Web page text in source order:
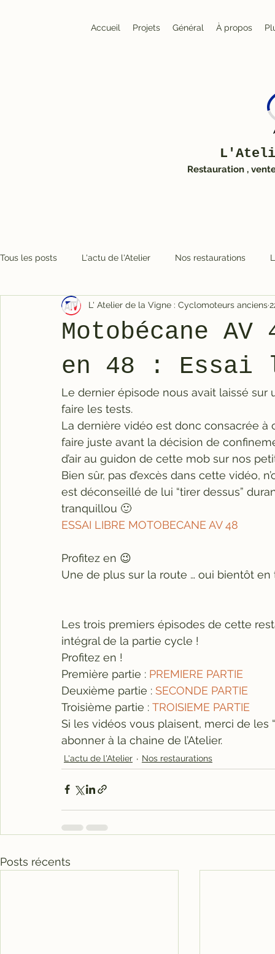
Accueil Projets Général À propos
Restauration ,
Tous les posts L'actu de l'Atelier Nos restaurations
Motobécane
en 48 :
L' Atelier de la Vigne : Cyclomoteurs anciens
Le dernier épisode nous avait laissé
faire les tests.
La dernière vidéo est donc consacrée
faire juste avant la décision de
d’air au guidon de cette mob sur nos
Bien sûr, pas d’excès dans cette vidéo,
est déconseillé de lui “tirer dessus”
tranquillou 🙂
ESSAI LIBRE MOTOBECANE AV 48
Profitez en 😉
Une de plus sur la route … oui bientôt en
Les trois premiers épisodes de cette
intégral de la partie cycle !
Profitez en !
Première partie : PREMIERE PARTIE
Deuxième partie : SECONDE PARTIE
Troisième partie : TROISIEME PARTIE
Si les vidéos vous plaisent, merci de les
abonner à la chaine de l’Atelier.
L'actu de l'Atelier Nos restaurations
Posts récents